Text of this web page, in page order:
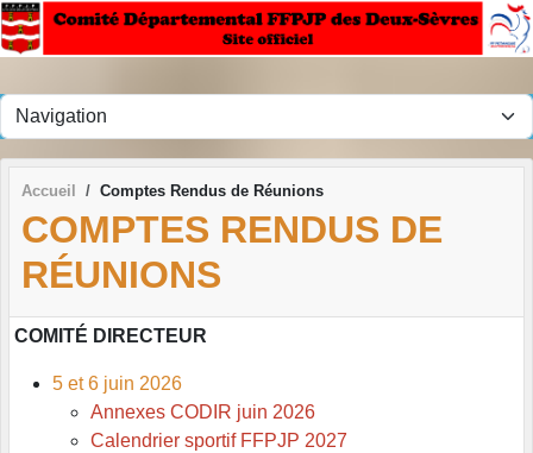
Accueil Comptes Rendus de Réunions
COMPTES RENDUS DE
RÉUNIONS
COMITÉ DIRECTEUR
5 et 6 juin 2026
Annexes CODIR juin 2026
Calendrier sportif FFPJP 2027
Panneau de gestion des cookies